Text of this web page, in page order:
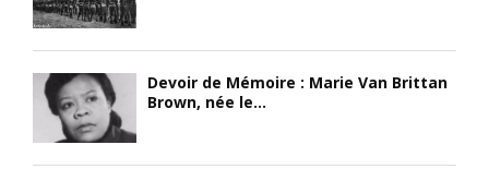
Devoir de Mémoire : Marie Van Brittan
Brown, née le...